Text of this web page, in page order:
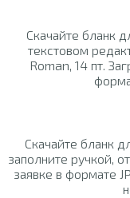
Скачайте бланк
текстовом
Roman, 14 пт.
Скачайте бланк
заполните ручкой,
заявке в формате